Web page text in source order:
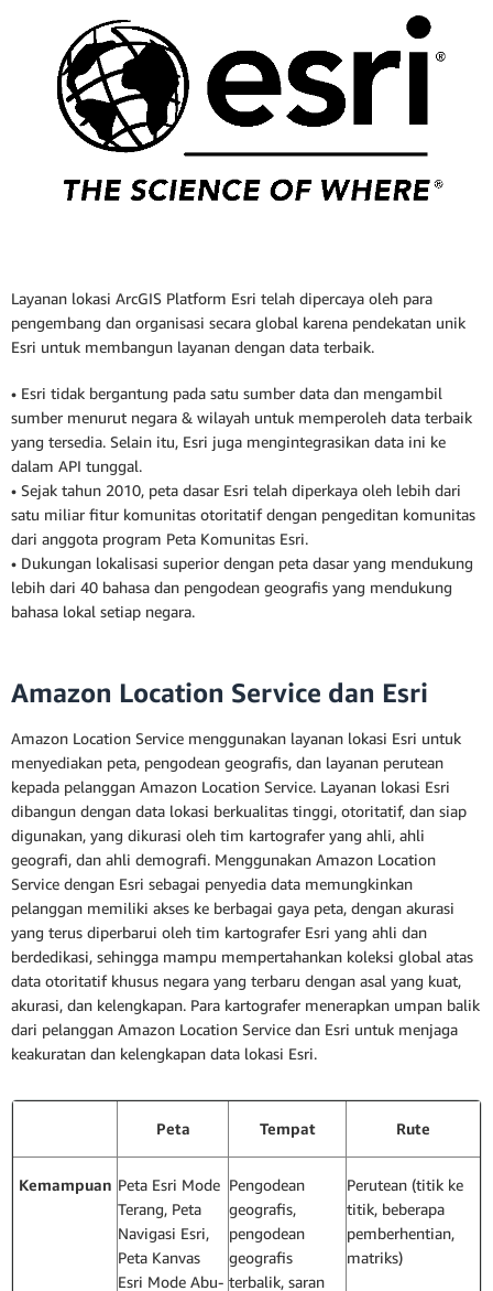
Layanan lokasi ArcGIS Platform Esri telah dipercaya oleh para
pengembang dan organisasi secara global karena pendekatan unik
Esri untuk membangun layanan dengan data terbaik.
• Esri tidak bergantung pada satu sumber data dan mengambil
sumber menurut negara & wilayah untuk memperoleh data terbaik
yang tersedia. Selain itu, Esri juga mengintegrasikan data ini ke
dalam API tunggal.
• Sejak tahun 2010, peta dasar Esri telah diperkaya oleh lebih dari
satu miliar fitur komunitas otoritatif dengan pengeditan komunitas
dari anggota program Peta Komunitas Esri.
• Dukungan lokalisasi superior dengan peta dasar yang mendukung
lebih dari 40 bahasa dan pengodean geografis yang mendukung
bahasa lokal setiap negara.
Amazon Location Service dan Esri
Amazon Location Service menggunakan layanan lokasi Esri untuk
menyediakan peta, pengodean geografis, dan layanan perutean
kepada pelanggan Amazon Location Service. Layanan lokasi Esri
dibangun dengan data lokasi berkualitas tinggi, otoritatif, dan siap
digunakan, yang dikurasi oleh tim kartografer yang ahli, ahli
geografi, dan ahli demografi. Menggunakan Amazon Location
Service dengan Esri sebagai penyedia data memungkinkan
pelanggan memiliki akses ke berbagai gaya peta, dengan akurasi
yang terus diperbarui oleh tim kartografer Esri yang ahli dan
berdedikasi, sehingga mampu mempertahankan koleksi global atas
data otoritatif khusus negara yang terbaru dengan asal yang kuat,
akurasi, dan kelengkapan. Para kartografer menerapkan umpan balik
dari pelanggan Amazon Location Service dan Esri untuk menjaga
keakuratan dan kelengkapan data lokasi Esri.
Peta Tempat Rute
Kemampuan Peta Esri Mode
Terang, Peta
Navigasi Esri,
Peta Kanvas
Esri Mode Abu-
Pengodean
geografis,
pengodean
geografis
terbalik, saran
Perutean (titik ke
titik, beberapa
pemberhentian,
matriks)